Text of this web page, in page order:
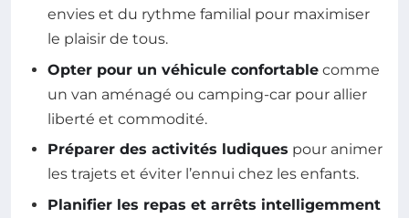
envies et du rythme familial pour maximiser
le plaisir de tous.
Opter pour un véhicule confortable comme
un van aménagé ou camping-car pour allier
liberté et commodité.
Préparer des activités ludiques pour animer
les trajets et éviter l’ennui chez les enfants.
Planifier les repas et arrêts intelligemment